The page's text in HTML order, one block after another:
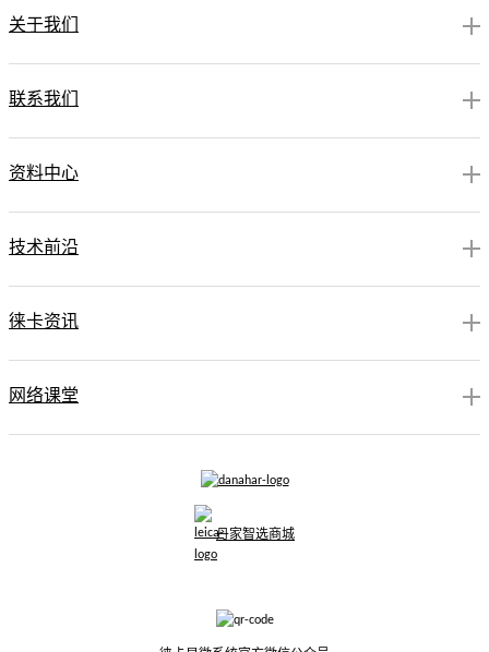
关于我们
联系我们
资料中心
技术前沿
徕卡资讯
网络课堂
丹家智选商城